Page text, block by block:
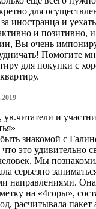
для
иностранца и
и позитивно,
Вы очень
Помогите
для покупки с
ув.читатели и
знакомой с
что это удивительно
Мы
серьезно
направлениями. Она
на «4горы»,
расчитывала